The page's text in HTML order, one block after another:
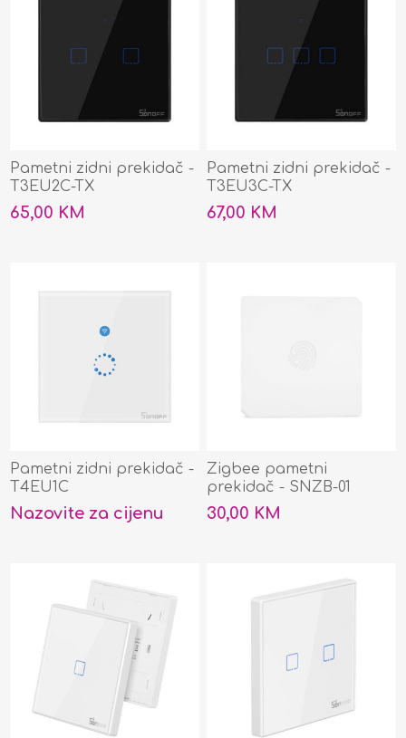
Pametni zidni prekidač -
T3EU2C-TX
65,00 KM
Pametni zidni prekidač -
T3EU3C-TX
67,00 KM
Pametni zidni prekidač -
T4EU1C
Nazovite za cijenu
Zigbee pametni
prekidač - SNZB-01
30,00 KM